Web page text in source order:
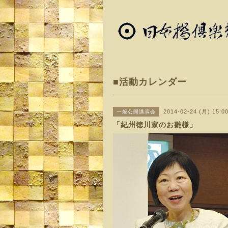
■活動カレンダー
一般公開講演会 2014-02-24 (月)
「紀州徳川家のお雛様」